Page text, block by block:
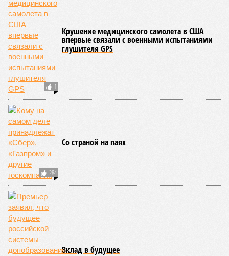
1
Крушение медицинского самолета в США
впервые связали с военными испытаниями
глушителя GPS
284
Со страной на паях
Вклад в будущее